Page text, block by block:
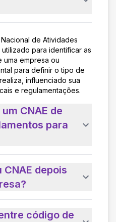
de Atividades
para identificar as
uma empresa ou
para definir o tipo de
influenciado sua
e regulamentações.
CNAE de
para
depois
código de